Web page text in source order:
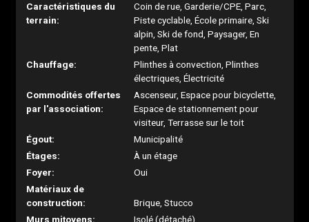
Caractéristiques du
terrain:
Coin de rue, Garderie/CPE, Parc,
Piste cyclable, École primaire, Ski
alpin, Ski de fond, Paysager, En
pente, Plat
Chauffage:
Plinthes à convection, Plinthes
électriques, Électricité
Commodités offertes
par l'association:
Ascenseur, Espace pour bicyclette,
Espace de stationnement pour
visiteur, Terrasse sur le toit
Égout:
Municipalité
Étages:
À un étage
Foyer:
Oui
Matériaux de
construction:
Brique, Stucco
Murs mitoyens:
Isolé (détaché)